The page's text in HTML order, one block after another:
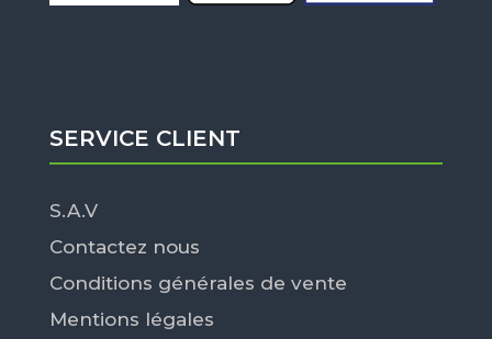
SERVICE CLIENT
S.A.V
Contactez nous
Conditions générales de vente
Mentions légales